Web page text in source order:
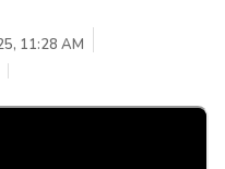
11:28 AM